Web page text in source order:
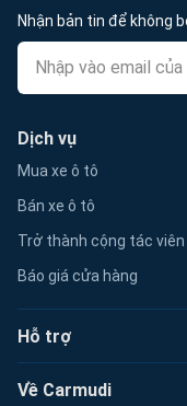
Nhận bản tin để không
Dịch vụ
Mua xe ô tô
Bán xe ô tô
Trở thành cộng tác viên
Báo giá cửa hàng
Hỗ trợ
Về Carmudi